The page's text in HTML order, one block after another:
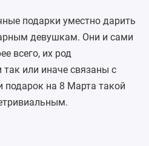
подарки уместно дарить
девушкам. Они и сами
всего, их род
так или иначе связаны с
подарок на 8 Марта такой